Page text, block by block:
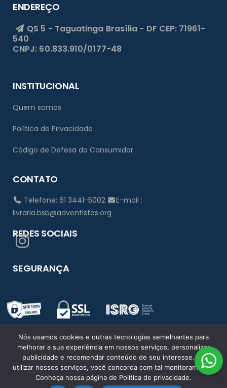
ENDEREÇO
QS 5 - Taguatinga Brasília - DF CEP: 71961-
540
CNPJ: 60.833.910/0177-48
INSTITUCIONAL
Quem somos
Política de Privacidade
Código de Defesa do Consumidor
CONTATO
Telefone: 61 3441-5002
E-mail :
livraria.bsb@adventistas.org
REDES SOCIAIS
SEGURANÇA
© Rdorval - Soluções em Tecnologia 2026. Todos os direitos
Nós usamos cookies e outras tecnologias semelhantes para
melhorar a sua experiência em nossos serviços, personalizar
publicidade e recomendar conteúdo de seu interesse. Ao
utilizar nossos serviços, você concorda com tal monitoramento.
Conheça nossa página de Política de privacidade.